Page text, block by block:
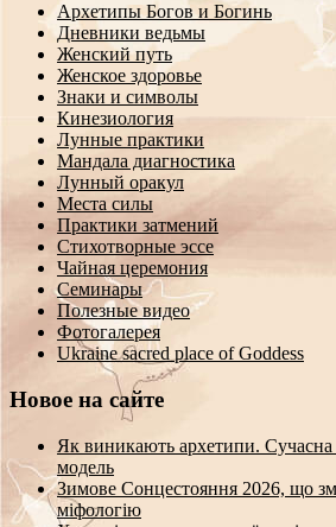
Архетипы Богов и Богинь
Дневники ведьмы
Женский путь
Женское здоровье
Знаки и символы
Кинезиология
Лунные практики
Мандала диагностика
Лунный оракул
Места силы
Практики затмений
Стихотворные эссе
Чайная церемония
Семинары
Полезные видео
Фотогалерея
Ukraine sacred place of Goddess
Новое на сайте
Як виникають архетипи. Сучасна
модель
Зимове Сонцестояння 2026, що
міфологію